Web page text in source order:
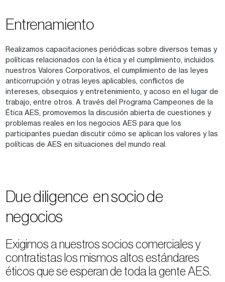
Entrenamiento
Realizamos capacitaciones periódicas sobre diversos temas y
políticas relacionados con la ética y el cumplimiento, incluidos
nuestros Valores Corporativos, el cumplimiento de las leyes
anticorrupción y otras leyes aplicables, conflictos de
intereses, obsequios y entretenimiento, y acoso en el lugar de
trabajo, entre otros. A través del Programa Campeones de la
Ética AES, promovemos la discusión abierta de cuestiones y
problemas reales en los negocios AES para que los
participantes puedan discutir cómo se aplican los valores y las
políticas de AES en situaciones del mundo real.
Due diligence en socio de
negocios
Exigimos a nuestros socios comerciales y
contratistas los mismos altos estándares
éticos que se esperan de toda la gente AES.